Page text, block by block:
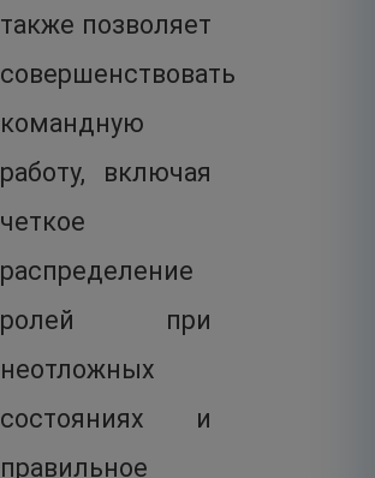
также позволяет
совершенствовать
командную
работу, включая
четкое
распределение
ролей при
неотложных
состояниях и
правильное